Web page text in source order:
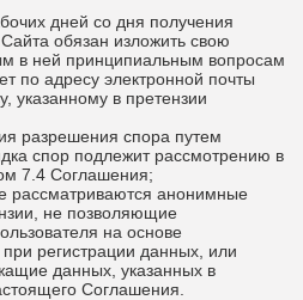
дней со дня получения
обязан изложить свою
в ней принципиальным вопросам
по адресу электронной почты
указанному в претензии
разрешения спора путем
спор подлежит рассмотрению в
7.4 Соглашения;
рассматриваются анонимные
не позволяющие
на основе
регистрации данных, или
данных, указанных в
Соглашения.